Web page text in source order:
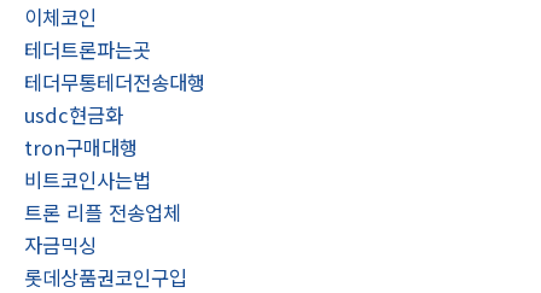
이체코인
테더트론파는곳
테더무통테더전송대행
usdc현금화
tron구매대행
비트코인사는법
트론 리플 전송업체
자금믹싱
롯데상품권코인구입